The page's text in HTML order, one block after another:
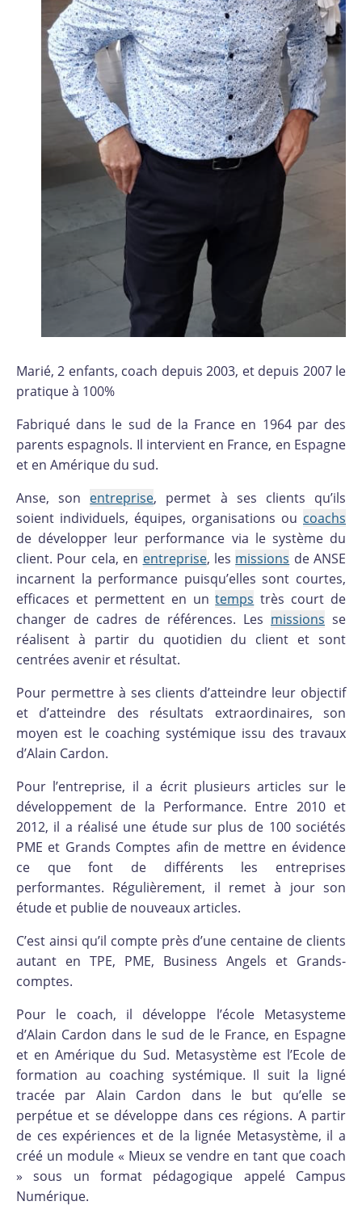
Marié, 2 enfants, coach depuis 2003, et depuis 2007 le
pratique à 100%
Fabriqué dans le sud de la France en 1964 par des
parents espagnols. Il intervient en France, en Espagne
et en Amérique du sud.
Anse, son entreprise, permet à ses clients qu’ils
soient individuels, équipes, organisations ou coachs
de développer leur performance via le système du
client. Pour cela, en entreprise, les missions de ANSE
incarnent la performance puisqu’elles sont courtes,
efficaces et permettent en untemps très court de
changer de cadres de références. Les missions se
réalisent à partir du quotidien du client et sont
centrées avenir et résultat.
Pour permettre à ses clients d’atteindre leur objectif
et d’atteindre des résultats extraordinaires, son
moyen est le coaching systémique issu des travaux
d’Alain Cardon.
Pour l’entreprise, il a écrit plusieurs articles sur le
développement de la Performance. Entre 2010 et
2012, il a réalisé une étude sur plus de 100 sociétés
PME et Grands Comptes afin de mettre en évidence
ce que font de différents les entreprises
performantes. Régulièrement, il remet à jour son
étude et publie de nouveaux articles.
C’est ainsi qu’il compte près d’une centaine de clients
autant en TPE, PME, Business Angels et Grands-
comptes.
Pour le coach, il développe l’école Metasysteme
d’Alain Cardon dans le sud de le France, en Espagne
et en Amérique du Sud. Metasystème est l’Ecole de
formation au coaching systémique. Il suit la ligné
tracée par Alain Cardon dans le but qu’elle se
perpétue et se développe dans ces régions. A partir
de ces expériences et de la lignée Metasystème, il a
créé un module « Mieux se vendre en tant que coach
» sous un format pédagogique appelé Campus
Numérique.